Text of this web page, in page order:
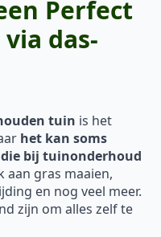
Perfect
das-
tuin is het
het kan soms
bij tuinonderhoud
aan gras maaien,
en nog veel meer.
zijn om alles zelf te